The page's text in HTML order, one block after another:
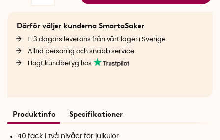
Därför väljer kunderna SmartaSaker
1-3 dagars leverans från vårt lager i Sverige
Alltid personlig och snabb service
Högt kundbetyg hos
Produktinfo Specifikationer
40 fack i två nivåer för julkulor